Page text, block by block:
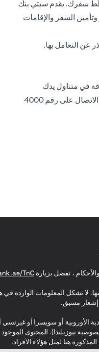
سفرك. يقدم سيتي بنك
السفر والإقامات
عن التعامل بها.
في متناول يدك
لاستخدامها في حالة الطوارئ. تقدم لك منصة سيتي فون المصرفية خدمات على مدى 24 ساعة من خلال الاتصال على رقم 4000
، تفضل بزيارةTnC
لا تشكل المعلومات الواردة في
إشعار مسبق.
الأوروبية أو سويسرا أو
خصوصية نيوزيلندا). المحتوى
هنا لمثل هؤلاء الأفراد.